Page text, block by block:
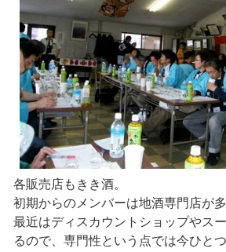
各販売店もきき酒。
初期からのメンバーは地酒専門店が
最近はディスカウントショップやス
るので、専門性という点では今ひとつ